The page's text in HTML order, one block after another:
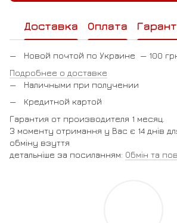
Доставка Оплата
Новой почтой по Украине — 100
Подробнее о доставке
Наличными при получении
Кредитной картой
Гарантия от производителя 1 месяц.
З моменту отримання у Вас є 14 днів
обміну взуття
детальніше за посиланням: Обмін та